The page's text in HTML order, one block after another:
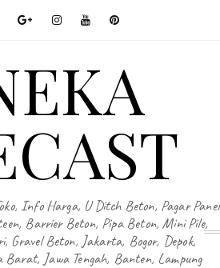
Info Harga, U Ditch Beton, Pagar Panel
Barrier Beton, Pipa Beton, Mini Pile,
Gravel Beton, Jakarta, Bogor, Depok,
Barat, Jawa Tengah, Banten, Lampung